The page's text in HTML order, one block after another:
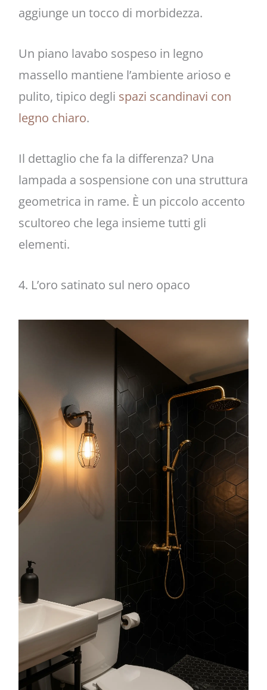
aggiunge un tocco di morbidezza.
Un piano lavabo sospeso in legno
massello mantiene l’ambiente arioso e
pulito, tipico degli spazi scandinavi con
legno chiaro.
Il dettaglio che fa la differenza? Una
lampada a sospensione con una struttura
geometrica in rame. È un piccolo accento
scultoreo che lega insieme tutti gli
elementi.
4. L’oro satinato sul nero opaco